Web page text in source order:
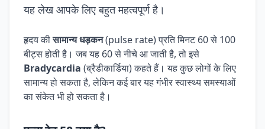
यह लेख आपके लिए बहुत महत्वपूर्ण है।
हृदय कीसामान्य धड़कन(pulse rate) प्रति मिनट 60 से 100
बीट्स होती है। जब यह 60 से नीचे आ जाती है, तो इसे
Bradycardia (ब्रैडीकार्डिया) कहते हैं। यह कुछ लोगों के लिए
सामान्य हो सकता है, लेकिन कई बार यह गंभीर स्वास्थ्य समस्याओं
का संकेत भी हो सकता है।